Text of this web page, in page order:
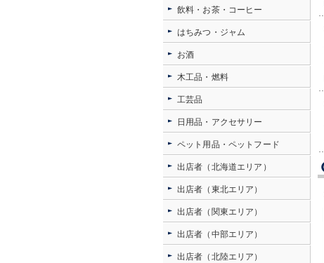
飲料・お茶・コーヒー
はちみつ・ジャム
お酒
木工品・燃料
工芸品
日用品・アクセサリー
ペット用品・ペットフード
出店者（北海道エリア）
出店者（東北エリア）
出店者（関東エリア）
出店者（中部エリア）
出店者（北陸エリア）